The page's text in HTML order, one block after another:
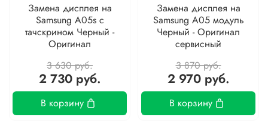
Замена дисплея на
Samsung A05s с
тачскрином Черный -
Оригинал
3 630 руб.
2 730 руб.
В корзину
Замена дисплея на
Samsung A05 модуль
Черный - Оригинал
сервисный
3 870 руб.
2 970 руб.
В корзину